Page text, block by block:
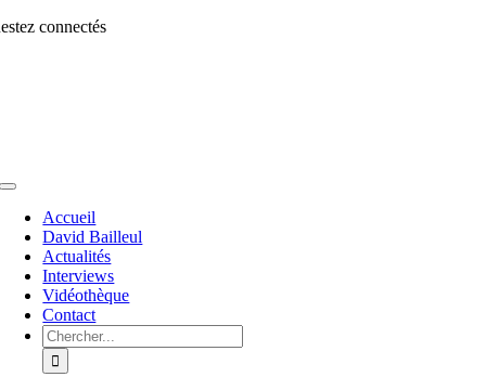
Allerconnectés
Toggle
NavigationAccueil
David Bailleul
Actualités
Interviews
Vidéothèque
Contact
Rechercher: